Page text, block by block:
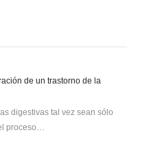
de un trastorno de la
digestivas tal vez sean sólo
proceso…